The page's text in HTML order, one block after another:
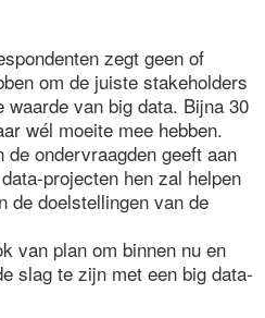
zegt geen of
om de juiste stakeholders
van big data. Bijna 30
wél moeite mee hebben.
de ondervraagden geeft aan
projecten hen zal helpen
de doelstellingen van de
van plan om binnen nu en
slag te zijn met een big data-